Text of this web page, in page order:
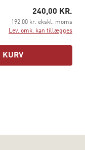
240,00 KR.
192,00 kr. ekskl. moms
Lev. omk. kan tillægges